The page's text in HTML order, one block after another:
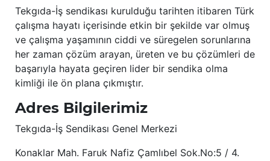
Tekgıda-İş sendikası kurulduğu tarihten itibaren Türk
çalışma hayatı içerisinde etkin bir şekilde var olmuş
ve çalışma yaşamının ciddi ve süregelen sorunlarına
her zaman çözüm arayan, üreten ve bu çözümleri de
başarıyla hayata geçiren lider bir sendika olma
kimliği ile ön plana çıkmıştır.
Adres Bilgilerimiz
Tekgıda-İş Sendikası Genel Merkezi
Konaklar Mah. Faruk Nafiz Çamlıbel Sok.No:5 / 4.